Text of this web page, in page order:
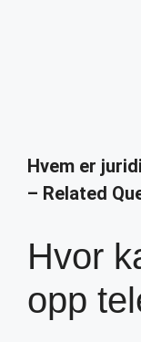
Hvem er
– Related
Hvor
opp